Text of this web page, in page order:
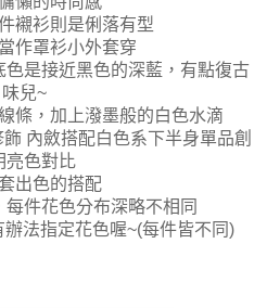
襯衫則是俐落有型
作罩衫小外套穿
色是接近黑色的深藍，有點復古
味兒~
條，加上潑墨般的白色水滴
內斂搭配白色系下半身單品創
亮色對比
出色的搭配
件花色分布深略不相同
法指定花色喔~(每件皆不同)